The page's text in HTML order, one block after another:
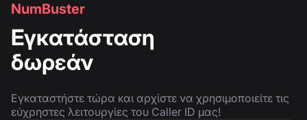
NumBuster
Εγκατάσταση
δωρεάν
Εγκαταστήστε τώρα και αρχίστε να χρησιμοποιείτε τις
εύχρηστες λειτουργίες του Caller ID μας!